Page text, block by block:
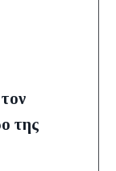
της